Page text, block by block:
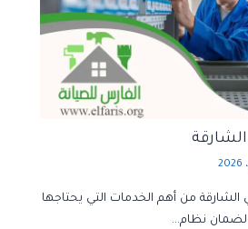
من أهم الخدمات التي يحتاجها
لضمان نظام…